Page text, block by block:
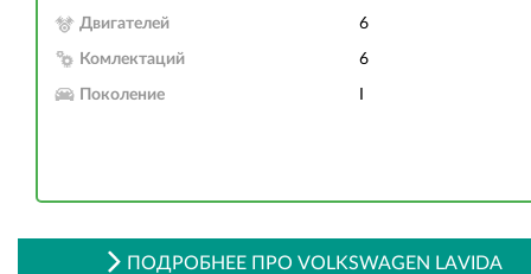
Двигателей 6
Комлектаций 6
Поколение
ПОДРОБНЕЕ ПРО VOLKSWAGEN LAVIDA